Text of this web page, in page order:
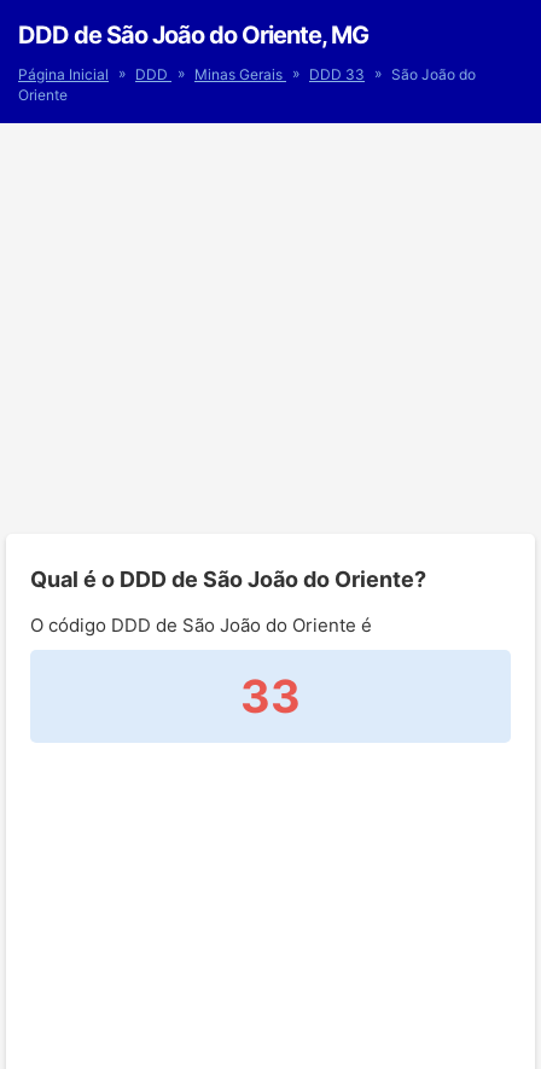
DDD de São João do Oriente, MG
Página Inicial » DDD » Minas Gerais » DDD 33 » São João do
Oriente
Qual é o DDD de São João do Oriente?
O código DDD de São João do Oriente é
33